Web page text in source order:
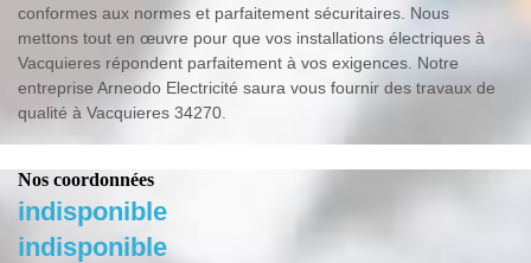
conformes aux normes et parfaitement sécuritaires. Nous
mettons tout en œuvre pour que vos installations électriques à
Vacquieres répondent parfaitement à vos exigences. Notre
entreprise Arneodo Electricité saura vous fournir des travaux de
qualité à Vacquieres 34270.
Nos coordonnées
indisponible
indisponible